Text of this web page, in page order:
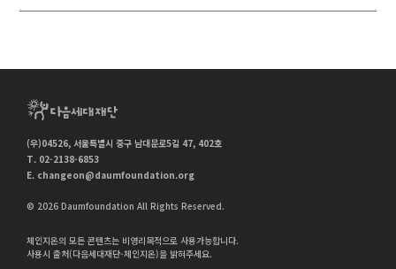
(우)04526, 서울특별시 중구 남대문로5길 47, 402호
T. 02-2138-6853
E. changeon@daumfoundation.org
© 2026 Daumfoundation All Rights Reserved.
체인지온의 모든 콘텐츠는 비영리목적으로 사용가능합니다.
사용시 출처(다음세대재단-체인지온)을 밝혀주세요.